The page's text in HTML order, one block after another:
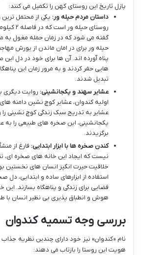
پازل تاریخ این روستای کهن را تکمیل می کنند:
داستان مردم حیله ور: یکی از محتمل
روستای
گفته می شود که در زمان حمله مغول به
حیله ور برای در امان ماندن از یورش
پناه آورده اند. آن ها برای خود در دل این
هایی حفر کردند و به مرور زمان این
تبدیل شدند.
عشایر سهند و یکجانشینی: روایت دیگری
اولیه کندوان، عشایر کوچ نشین دامنه
عشایر به تدریج سبک زندگی کوچ نشینی را
یکجانشینی، این صخره های طبیعی را به
برگزیدند.
کندن صخره ها با ابزار ابتدایی: فارغ از
نیست که ایجاد این خانه های صخره ای،
خلاقیت حیرت انگیز انسان های نخستین
استفاده از ابزارهای ساده و ابتدایی، دل
فضایی برای زندگی و پناهگاه بسازند.
هوش و انطباق پذیری بی نظیر انسان با
بررسی وجه تسمیه کندوان
نام «کندوان» نیز خود دارای چندین نظریه
هویت این روستا را بازتاب می دهند: